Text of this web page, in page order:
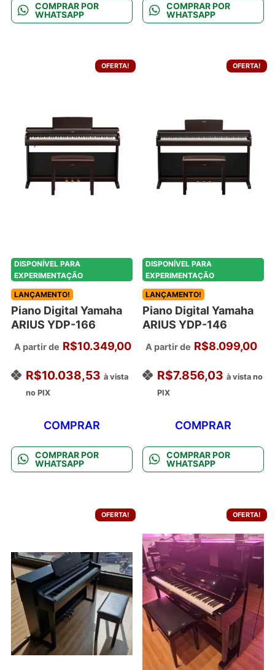
COMPRAR POR
WHATSAPP
COMPRAR POR
WHATSAPP
OFERTA!
DISPONÍVEL PARA
EXPERIMENTAÇÃO
LANÇAMENTO!
Piano Digital Yamaha
ARIUS YDP-166
A partir de R$10.349,00
R$10.038,53 à vista
no PIX
COMPRAR
variantes.
opções
podem
página
do
produto
COMPRAR POR
WHATSAPP
OFERTA!
DISPONÍVEL PARA
EXPERIMENTAÇÃO
LANÇAMENTO!
Piano Digital Yamaha
ARIUS YDP-146
A partir de R$8.099,00
R$7.856,03 à vista no
PIX
COMPRAR
variantes.
opções
podem
página
do
produto
COMPRAR POR
WHATSAPP
OFERTA! OFERTA!